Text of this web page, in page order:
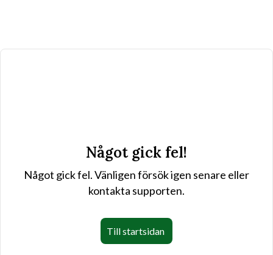
Något gick fel!
Något gick fel. Vänligen försök igen senare eller
kontakta supporten.
Till startsidan